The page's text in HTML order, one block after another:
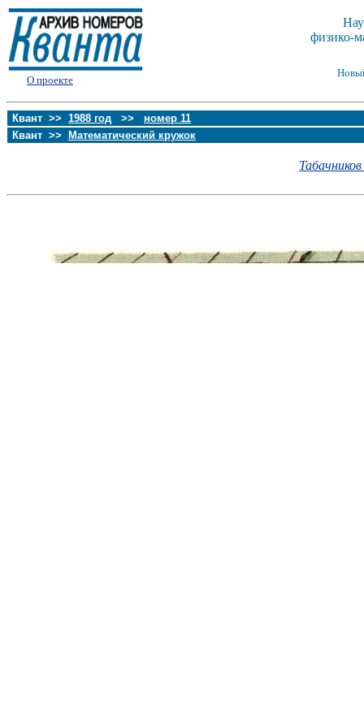
О проекте
физико-
Квант >> 1988 год >> номер 11
Квант >>
Математический кружок